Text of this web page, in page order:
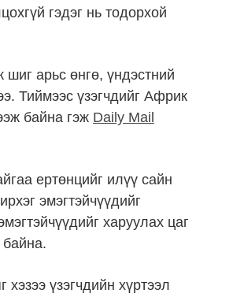
гэдэг нь тодорхой
арьс өнгө, үндэстний
Тиймээс үзэгчдийг Африк
байна гэж Daily Mail
ертөнцийг илүү сайн
эмэгтэйчүүдийг
харуулах цаг
үзэгчдийн хүртээл